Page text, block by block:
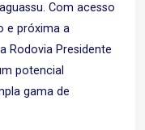
Com acesso
e próxima a
Rodovia Presidente
potencial
gama de